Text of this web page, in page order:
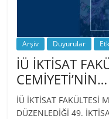
Arşiv Duyurular
İÜ İKTİSAT
CEMİYETİ’NİN…
İÜ İKTİSAT FAKÜLTESİ
DÜZENLEDİĞİ 49.